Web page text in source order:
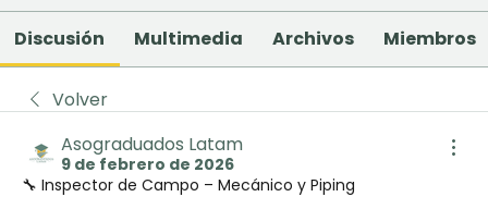
Discusión Multimedia Archivos Miembros
Volver
Asograduados Latam
9 de febrero de 2026
🔧 Inspector de Campo – Mecánico y Piping